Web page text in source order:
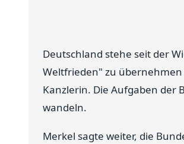
Deutschland stehe seit der
Weltfrieden" zu
Kanzlerin. Die Aufgaben der
wandeln.
Merkel sagte weiter, die